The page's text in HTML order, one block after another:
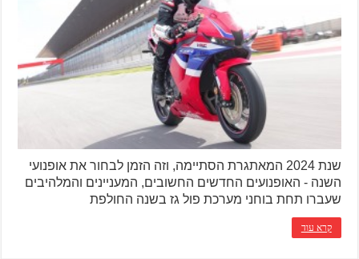
שנת 2024 המאתגרת הסתיימה, וזה הזמן לבחור את אופנועי
השנה - האופנועים החדשים החשובים, המעניינים והמלהיבים
שעברו תחת בוחני מערכת פול גז בשנה החולפת
קרא עוד